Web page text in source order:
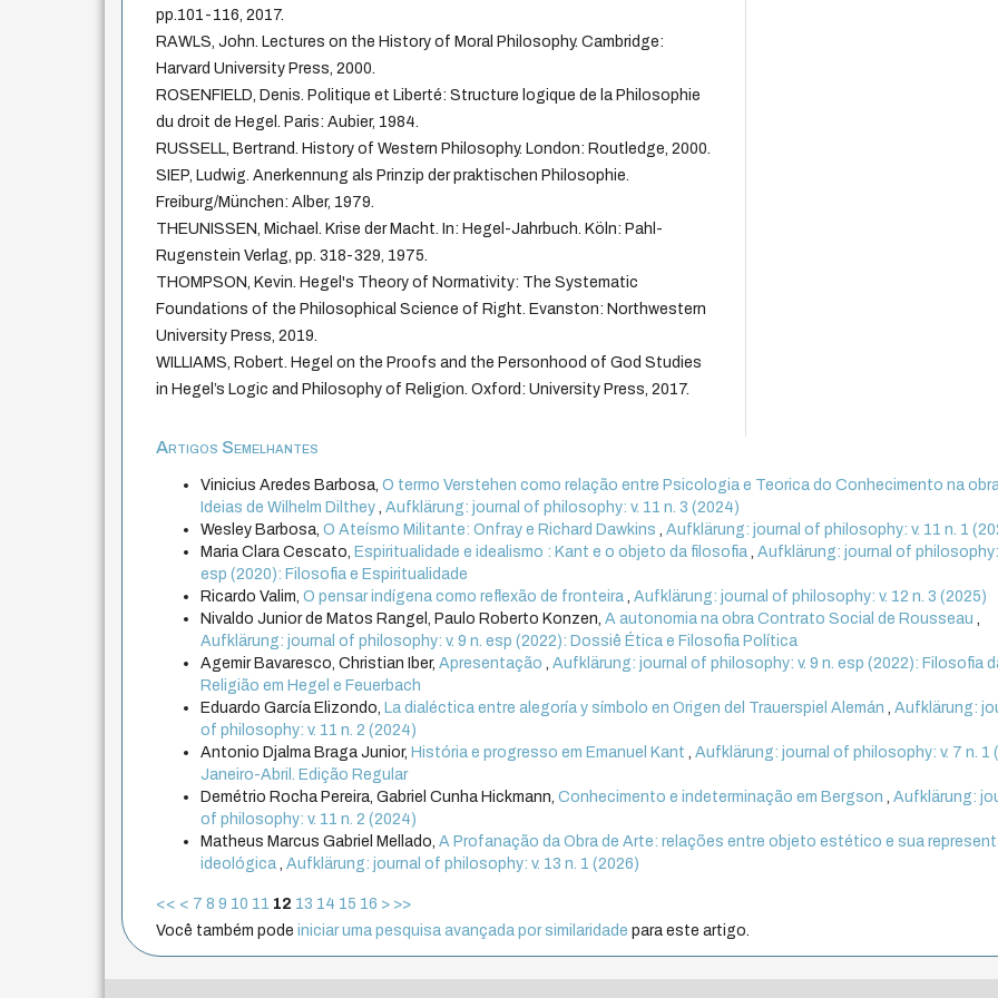
pp.101-116, 2017.
RAWLS, John. Lectures on the History of Moral Philosophy. Cambridge:
Harvard University Press, 2000.
ROSENFIELD, Denis. Politique et Liberté: Structure logique de la Philosophie
du droit de Hegel. Paris: Aubier, 1984.
RUSSELL, Bertrand. History of Western Philosophy. London: Routledge, 2000.
SIEP, Ludwig. Anerkennung als Prinzip der praktischen Philosophie.
Freiburg/München: Alber, 1979.
THEUNISSEN, Michael. Krise der Macht. In: Hegel-Jahrbuch. Köln: Pahl-
Rugenstein Verlag, pp. 318-329, 1975.
THOMPSON, Kevin. Hegel's Theory of Normativity: The Systematic
Foundations of the Philosophical Science of Right. Evanston: Northwestern
University Press, 2019.
WILLIAMS, Robert. Hegel on the Proofs and the Personhood of God Studies
in Hegel’s Logic and Philosophy of Religion. Oxford: University Press, 2017.
Artigos Semelhantes
Vinicius Aredes Barbosa,O termo Verstehen como relação entre Psicologia e Teorica do Conhecimento na
Ideias de Wilhelm Dilthey,Aufklärung: journal of philosophy: v. 11 n. 3 (2024)
Wesley Barbosa,O Ateísmo Militante: Onfray e Richard Dawkins,Aufklärung: journal of philosophy: v. 11 n. 1
Maria Clara Cescato, Espiritualidade e idealismo : Kant e o objeto da filosofia,Aufklärung: journal of philosophy:
esp (2020): Filosofia e Espiritualidade
Ricardo Valim,O pensar indígena como reflexão de fronteira,Aufklärung: journal of philosophy: v. 12 n. 3 (2025)
Nivaldo Junior de Matos Rangel, Paulo Roberto Konzen,A autonomia na obra Contrato Social de Rousseau,
Aufklärung: journal of philosophy: v. 9 n. esp (2022): Dossiê Ética e Filosofia Política
Agemir Bavaresco, Christian Iber,Apresentação,Aufklärung: journal of philosophy: v. 9 n. esp (2022): Filosofia
Religião em Hegel e Feuerbach
Eduardo García Elizondo, La dialéctica entre alegoría y símbolo en Origen del Trauerspiel Alemán,Aufklärung:
of philosophy: v. 11 n. 2 (2024)
Antonio Djalma Braga Junior, História e progresso em Emanuel Kant,Aufklärung: journal of philosophy: v. 7 n. 1
Janeiro-Abril. Edição Regular
Demétrio Rocha Pereira, Gabriel Cunha Hickmann,Conhecimento e indeterminação em Bergson,Aufklärung:
of philosophy: v. 11 n. 2 (2024)
Matheus Marcus Gabriel Mellado,A Profanação da Obra de Arte: relações entre objeto estético e sua
ideológica,Aufklärung: journal of philosophy: v. 13 n. 1 (2026)
<< < 7 8 9 10 11 12 13 14 15 16 > >>
Você também podeiniciar uma pesquisa avançada por similaridade para este artigo.